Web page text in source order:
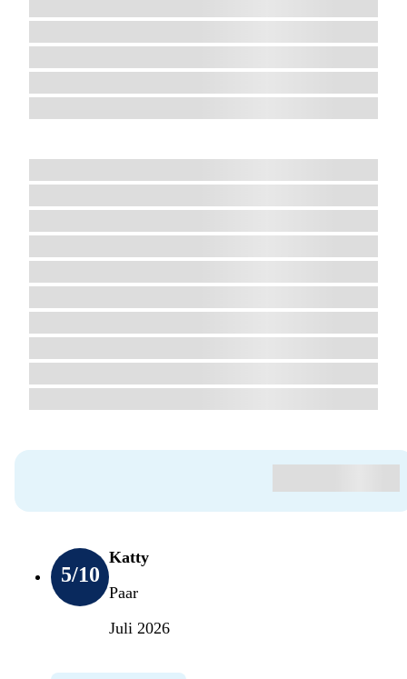
5/10
Katty
Paar
Juli 2026